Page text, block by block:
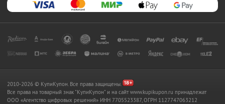
2010-2026 © КупиКупон. Все права защищены.
Все права на товарный знак "КупиКупон" и на сайт www.kupikupon.ru принадлежат
OOO «Агентство цифровых решений» ИНН 7705523387, ОГРН 1127747063212